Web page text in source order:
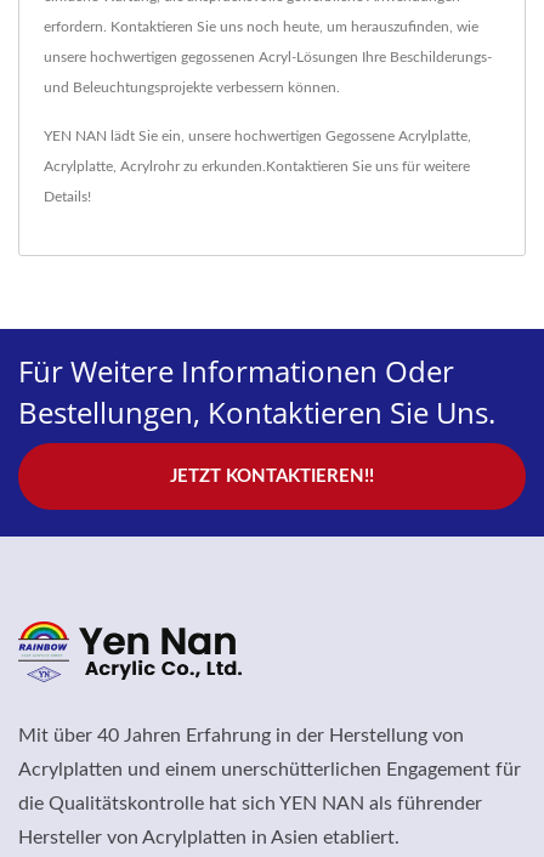
erfordern. Kontaktieren Sie uns noch heute, um herauszufinden, wie
unsere hochwertigen gegossenen Acryl-Lösungen Ihre Beschilderungs-
und Beleuchtungsprojekte verbessern können.
YEN NAN lädt Sie ein, unsere hochwertigen Gegossene Acrylplatte
Acrylplatte Acrylrohrzu erkunden. Kontaktieren Sie uns für weitere
Details!
Für Weitere Informationen Oder
Bestellungen, Kontaktieren Sie Uns.
JETZT KONTAKTIEREN!!
Mit über 40 Jahren Erfahrung in der Herstellung von
Acrylplatten und einem unerschütterlichen Engagement für
die Qualitätskontrolle hat sich YEN NAN als führender
Hersteller von Acrylplatten in Asien etabliert.